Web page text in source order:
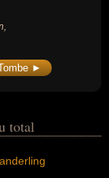
►
total